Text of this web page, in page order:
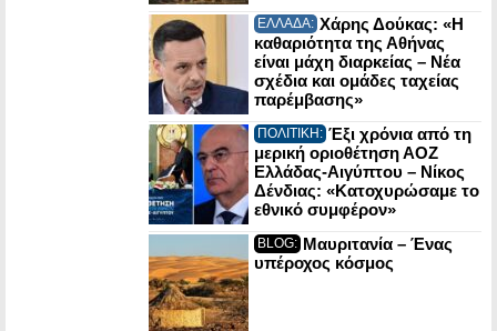
ΕΛΛΑΔΑ: Χάρης Δούκας: «Η
καθαριότητα της Αθήνας
είναι μάχη διαρκείας – Νέα
σχέδια και ομάδες ταχείας
παρέμβασης»
ΠΟΛΙΤΙΚΗ: Έξι χρόνια από τη
μερική οριοθέτηση ΑΟΖ
Ελλάδας-Αιγύπτου – Νίκος
Δένδιας: «Κατοχυρώσαμε το
εθνικό συμφέρον»
BLOG: Μαυριτανία – Ένας
υπέροχος κόσμος